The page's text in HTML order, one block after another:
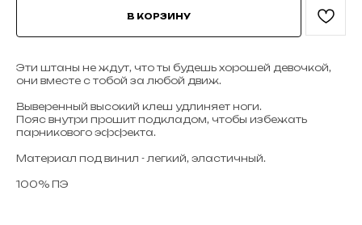
В КОРЗИНУ
Эти штаны не ждут, что ты будешь хорошей девочкой,
они вместе с тобой за любой движ.
Выверенный высокий клеш удлиняет ноги.
Пояс внутри прошит подкладом, чтобы избежать
парникового эффекта.
Материал под винил - легкий, эластичный.
100% ПЭ